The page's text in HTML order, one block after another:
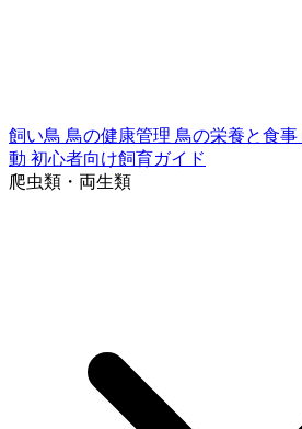
飼い鳥 鳥の健康管理 鳥の栄養と食事
動 初心者向け飼育ガイド
爬虫類・両生類